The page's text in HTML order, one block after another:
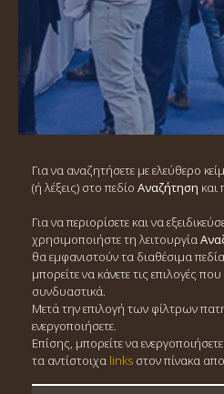
Για να αναζητήσετε με ελεύθερο
(ή λέξεις) στο πεδίο Αναζήτηση και
Για να περιορίσετε και να
χρησιμοποιήστε τη λειτουργία
θα εμφανιστούν τα διαθέσιμα
μπορείτε να κάνετε τις επιλογές
συνδυαστικά.
Μετά την επιλογή των φίλτρων
ενεργοποιήσετε.
Επίσης, μπορείτε να
τα αντίστοιχα links στον πίνακα